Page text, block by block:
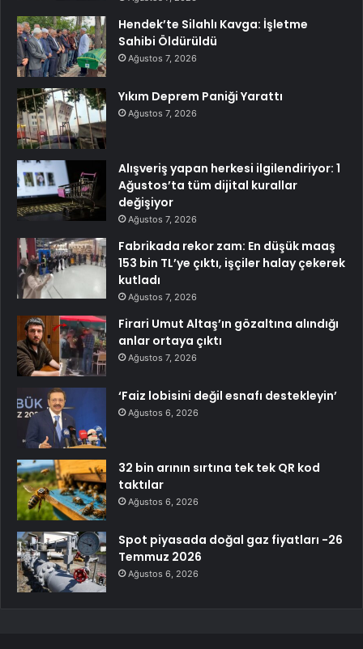
Hendek’te Silahlı Kavga: İşletme
Sahibi Öldürüldü
Ağustos 7, 2026
Yıkım Deprem Paniği Yarattı
Ağustos 7, 2026
Alışveriş yapan herkesi ilgilendiriyor: 1
Ağustos’ta tüm dijital kurallar
değişiyor
Ağustos 7, 2026
Fabrikada rekor zam: En düşük maaş
153 bin TL’ye çıktı, işçiler halay çekerek
kutladı
Ağustos 7, 2026
Firari Umut Altaş’ın gözaltına alındığı
anlar ortaya çıktı
Ağustos 7, 2026
‘Faiz lobisini değil esnafı destekleyin’
Ağustos 6, 2026
32 bin arının sırtına tek tek QR kod
taktılar
Ağustos 6, 2026
Spot piyasada doğal gaz fiyatları -26
Temmuz 2026
Ağustos 6, 2026